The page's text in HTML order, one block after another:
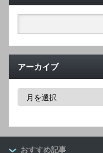
アーカイブ
ア
ブ
おすすめ記事